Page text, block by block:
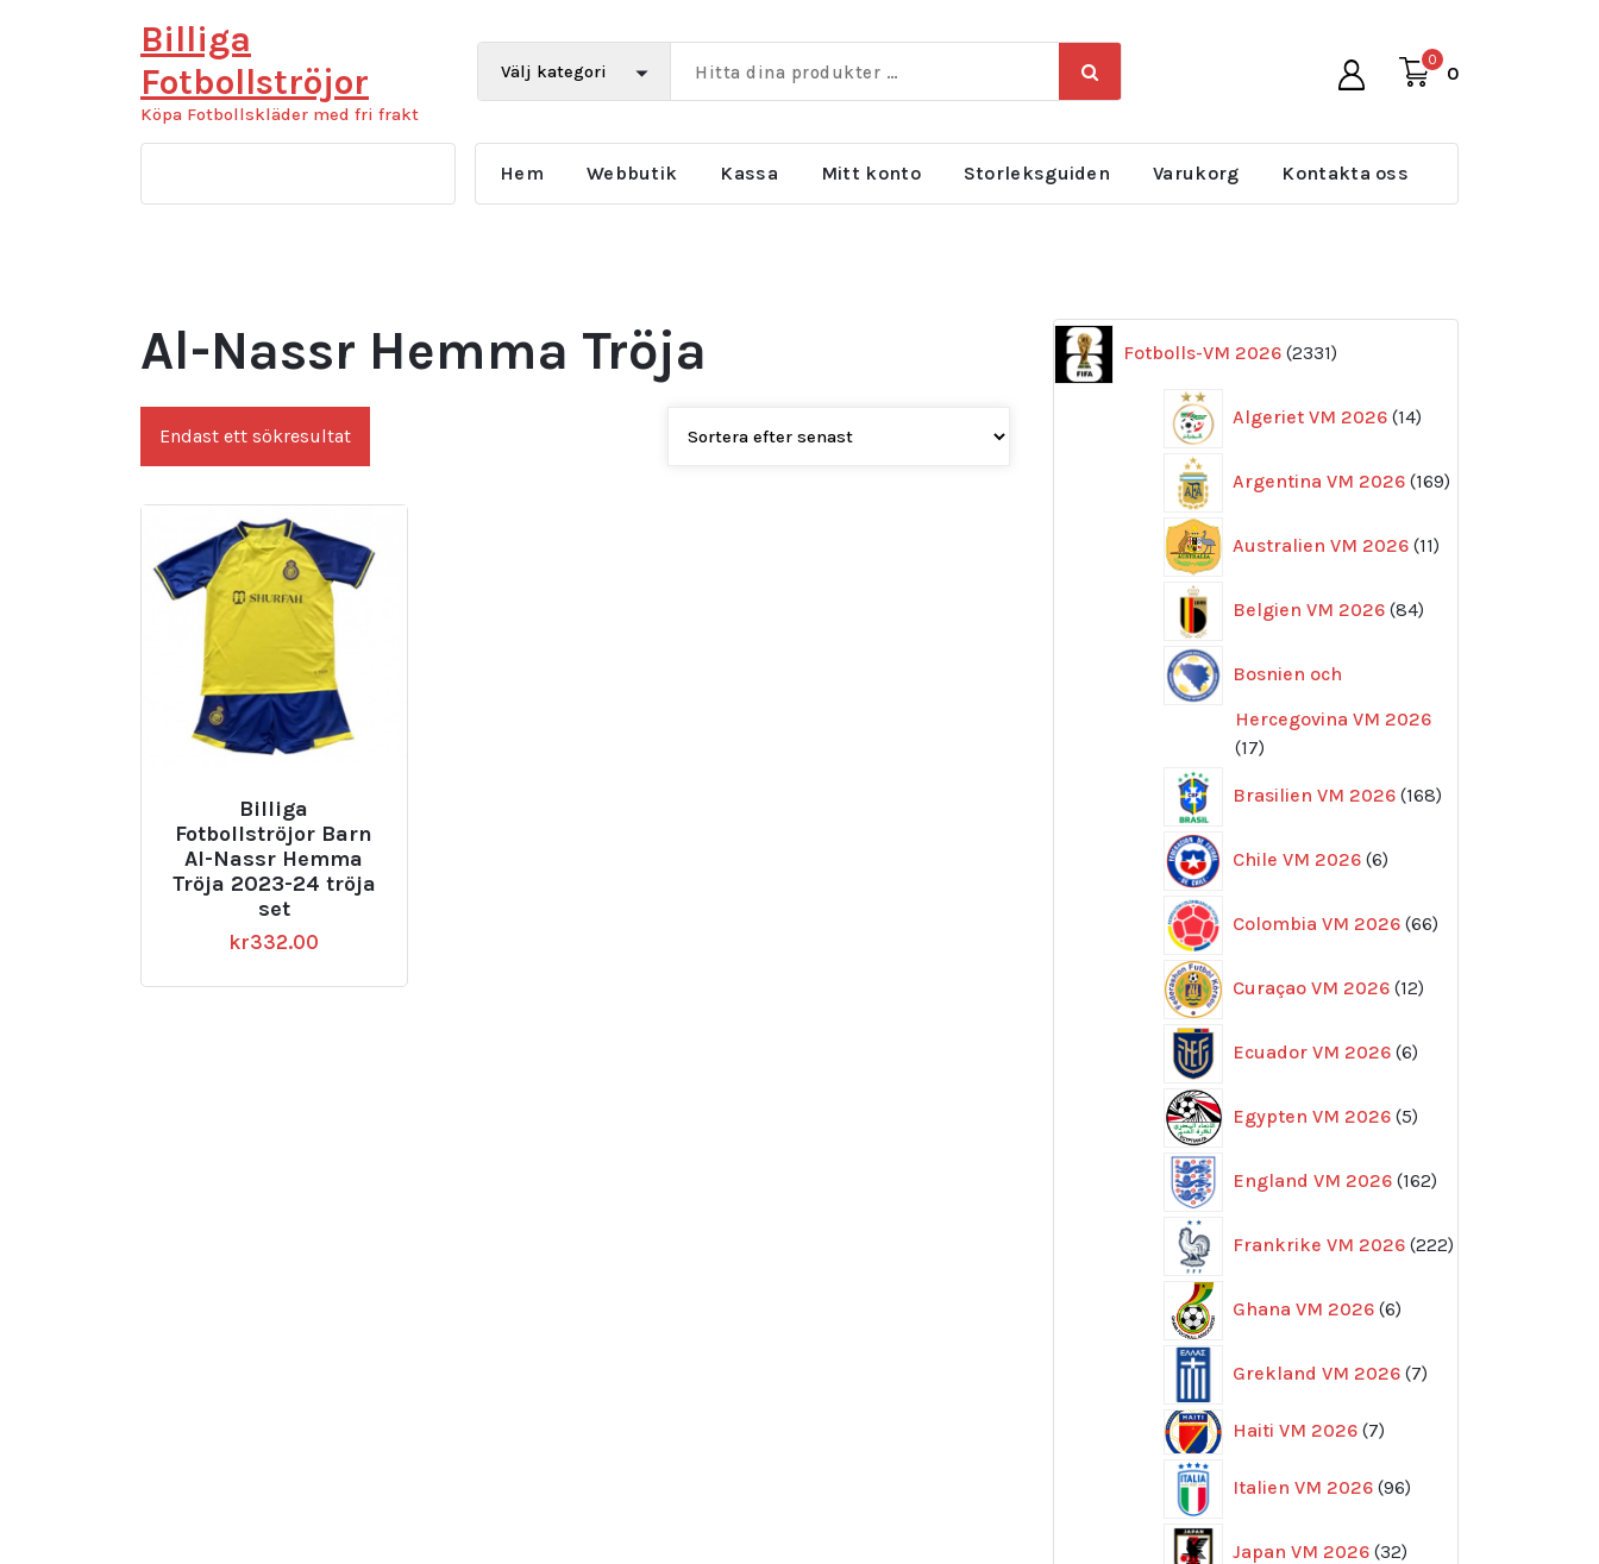
Billiga
Fotbollströjor
Köpa Fotbollskläder med fri frakt
0
0
Hem Webbutik Kassa Mitt konto Storleksguiden Varukorg Kontakta oss
Al-Nassr Hemma Tröja
Endast ett sökresultat
Billiga
Fotbollströjor Barn
Al-Nassr Hemma
Tröja 2023-24 tröja
set
kr332.00
Fotbolls-VM 2026 2331
produkter
Algeriet VM 2026 14
produkter
Argentina VM 2026 169
produkter
Australien VM 2026 11
produkter
Belgien VM 2026 84
produkter
Bosnien och
Hercegovina VM 2026
1717
Brasilien VM 2026 168
produkter
Chile VM 2026 6
produkter
Colombia VM 2026 66
produkter
Curaçao VM 2026 12
produkter
Ecuador VM 2026 6
produkter
Egypten VM 2026 5
produkter
England VM 2026 162
produkter
Frankrike VM 2026 222
produkter
Ghana VM 2026 6
produkter
Grekland VM 2026 7
produkter
Haiti VM 2026 77
Italien VM 2026 96
produkter
Japan VM 2026 32